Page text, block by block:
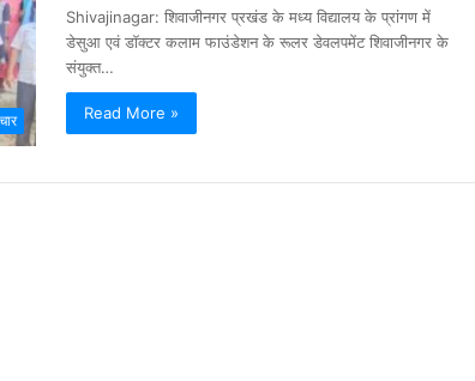
Shivajinagar: शिवाजीनगर प्रखंड के मध्य विद्यालय के प्रांगण में
डेसुआ एवं डॉक्टर कलाम फाउंडेशन के रूलर डेवलपमेंट शिवाजीनगर के
संयुक्त…
Read More »